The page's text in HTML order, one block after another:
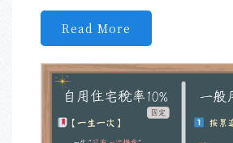
Read More